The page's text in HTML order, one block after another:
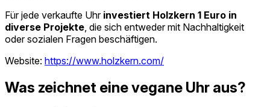
Für jede verkaufte Uhr investiert Holzkern 1 Euro in
diverse Projekte , die sich entweder mit Nachhaltigkeit
oder sozialen Fragen beschäftigen.
Website: https://www.holzkern.com/
Was zeichnet eine vegane Uhr aus?